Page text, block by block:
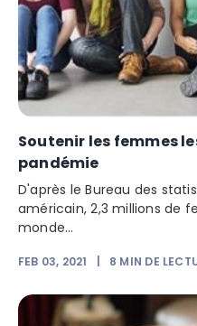
Soutenir les femmes
pandémie
D'après le Bureau des
américain, 2,3 millions de
monde...
FEB 03, 2021 8 MIN DE